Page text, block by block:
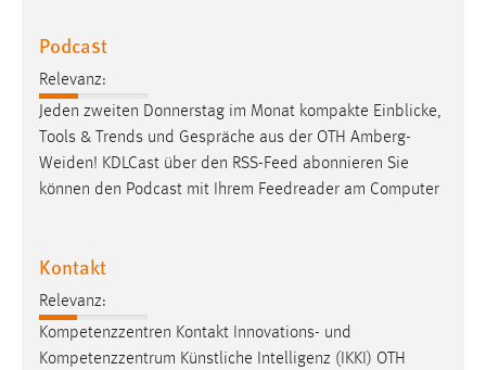
Podcast
Relevanz:
Jeden zweiten Donnerstag im Monat kompakte Einblicke,
Tools & Trends und Gespräche aus der OTH Amberg-
Weiden! KDLCast über den RSS-Feed abonnieren Sie
können den Podcast mit Ihrem Feedreader am Computer
Kontakt
Relevanz:
Kompetenzzentren Kontakt Innovations- und
Kompetenzzentrum Künstliche Intelligenz (IKKI) OTH